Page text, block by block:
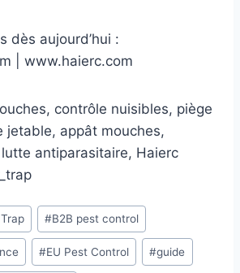
dès aujourd’hui :
| www.haierc.com
contrôle nuisibles, piège
jetable, appât mouches,
antiparasitaire, Haierc
#B2B pest control
#EU Pest Control #guide